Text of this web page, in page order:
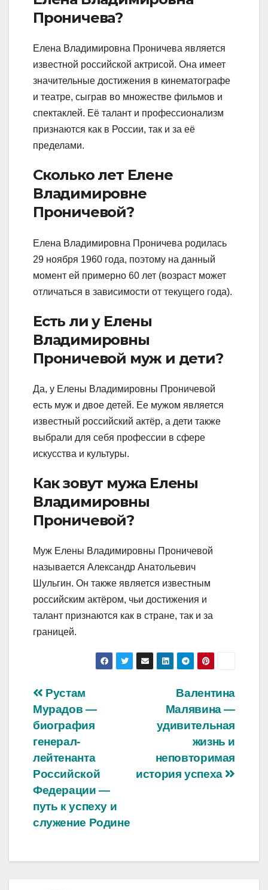
Проничева?
Елена Владимировна Проничева является
известной российской актрисой. Она имеет
значительные достижения в кинематографе
и театре, сыграв во множестве фильмов и
спектаклей. Её талант и профессионализм
признаются как в России, так и за её
пределами.
Сколько лет Елене
Владимировне
Проничевой?
Елена Владимировна Проничева родилась
29 ноября 1960 года, поэтому на данный
момент ей примерно 60 лет (возраст может
отличаться в зависимости от текущего года).
Есть ли у Елены
Владимировны
Проничевой муж и дети?
Да, у Елены Владимировны Проничевой
есть муж и двое детей. Ее мужом является
известный российский актёр, а дети также
выбрали для себя профессии в сфере
искусства и культуры.
Как зовут мужа Елены
Владимировны
Проничевой?
Муж Елены Владимировны Проничевой
называется Александр Анатольевич
Шульгин. Он также является известным
российским актёром, чьи достижения и
талант признаются как в стране, так и за
границей.
Навигация
по
записям
Валентина
Малявина —
удивительная
жизнь и
неповторимая
история успеха
Рустам
Мурадов —
биография
генерал-
лейтенанта
Российской
Федерации —
путь к успеху и
служение Родине